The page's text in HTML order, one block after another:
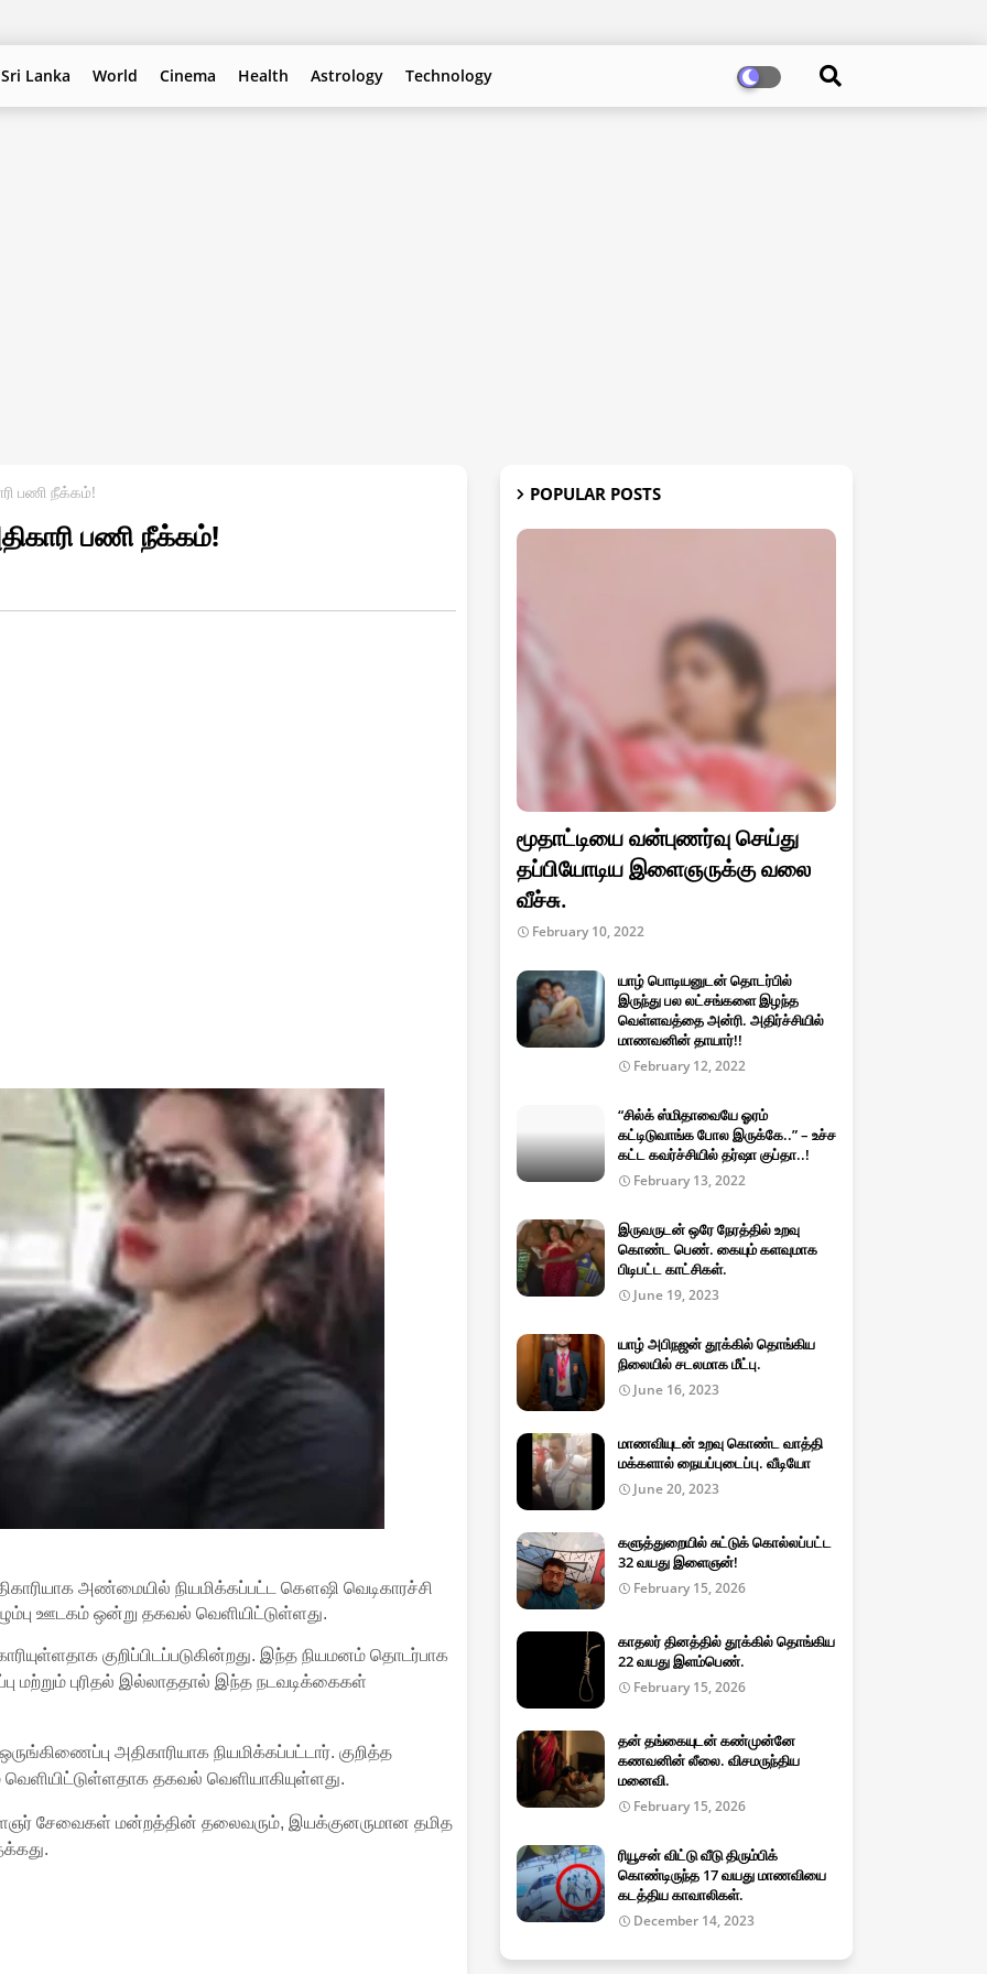
Sri Lanka World Cinema Health Astrology Technology
பணி நீக்கம்!
பணி நீக்கம்!
அண்மையில் நியமிக்கப்பட்ட கௌஷி வெடிகாரச்சி
ஊடகம் ஒன்று தகவல் வெளியிட்டுள்ளது.
குறிப்பிடப்படுகின்றது. இந்த நியமனம் தொடர்பாக
மற்றும் புரிதல் இல்லாததால் இந்த நடவடிக்கைகள்
அதிகாரியாக நியமிக்கப்பட்டார். குறித்த
தகவல் வெளியாகியுள்ளது.
சேவைகள் மன்றத்தின் தலைவரும், இயக்குனருமான தமித
POPULAR POSTS
மூதாட்டியை வன்புணர்வு செய்து
தப்பியோடிய இளைஞருக்கு வலை
வீச்சு.
February 10, 2022
யாழ் பொடியனுடன் தொடர்பில்
இருந்து பல லட்சங்களை இழந்த
வெள்ளவத்தை அன்ரி. அதிர்ச்சியில்
மாணவனின் தாயார்!!
February 12, 2022
“சில்க் ஸ்மிதாவையே ஓரம்
கட்டிடுவாங்க போல இருக்கே..” – உச்ச
கட்ட கவர்ச்சியில் தர்ஷா குப்தா..!
February 13, 2022
இருவருடன் ஒரே நேரத்தில் உறவு
கொண்ட பெண். கையும் களவுமாக
பிடிபட்ட காட்சிகள்.
June 19, 2023
யாழ் அபிநஜன் தூக்கில் தொங்கிய
நிலையில் சடலமாக மீட்பு.
June 16, 2023
மாணவியுடன் உறவு கொண்ட வாத்தி
மக்களால் நையப்புடைப்பு. வீடியோ
June 20, 2023
களுத்துறையில் சுட்டுக் கொல்லப்பட்ட
32 வயது இளைஞன்!
February 15, 2026
காதலர் தினத்தில் தூக்கில் தொங்கிய
22 வயது இளம்பெண்.
February 15, 2026
தன் தங்கையுடன் கண்முன்னே
கணவனின் லீலை. விசமருந்திய
மனைவி.
February 15, 2026
ரியூசன் விட்டு வீடு திரும்பிக்
கொண்டிருந்த 17 வயது மாணவியை
கடத்திய காவாலிகள்.
December 14, 2023